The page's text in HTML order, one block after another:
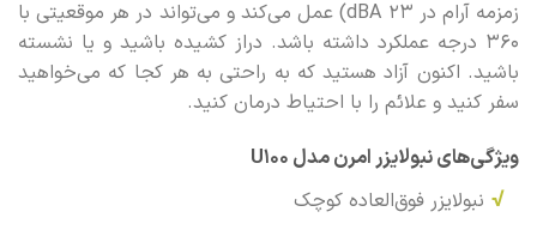
زمزمه آرام در 23 dBA) عمل می‌کند و می‌تواند در هر موقعیتی با
360 درجه عملکرد داشته باشد. دراز کشیده باشید و یا نشسته
باشید. اکنون آزاد هستید که به راحتی به هر کجا که می‌خواهید
سفر کنید و علائم را با احتیاط درمان کنید.
ویژگی‌های نبولایزر امرن مدل U100
√ نبولایزر فوق‌العاده کوچک